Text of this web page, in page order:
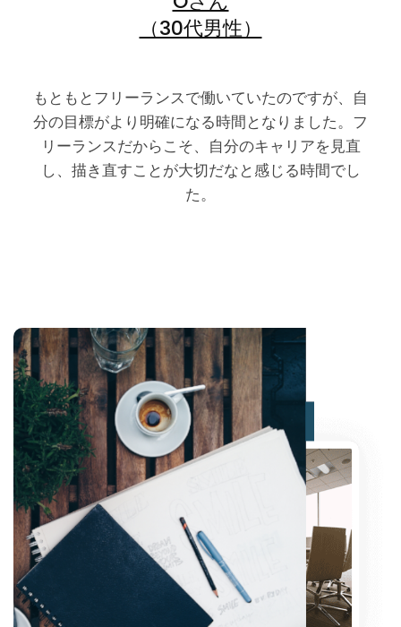
（30代男性）
もともとフリーランスで働いていたのですが、自
分の目標がより明確になる時間となりました。フ
リーランスだからこそ、自分のキャリアを見直
し、描き直すことが大切だなと感じる時間でし
た。